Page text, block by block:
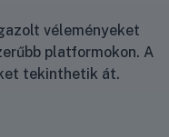
véleményeket
platformokon. A
tekinthetik át.